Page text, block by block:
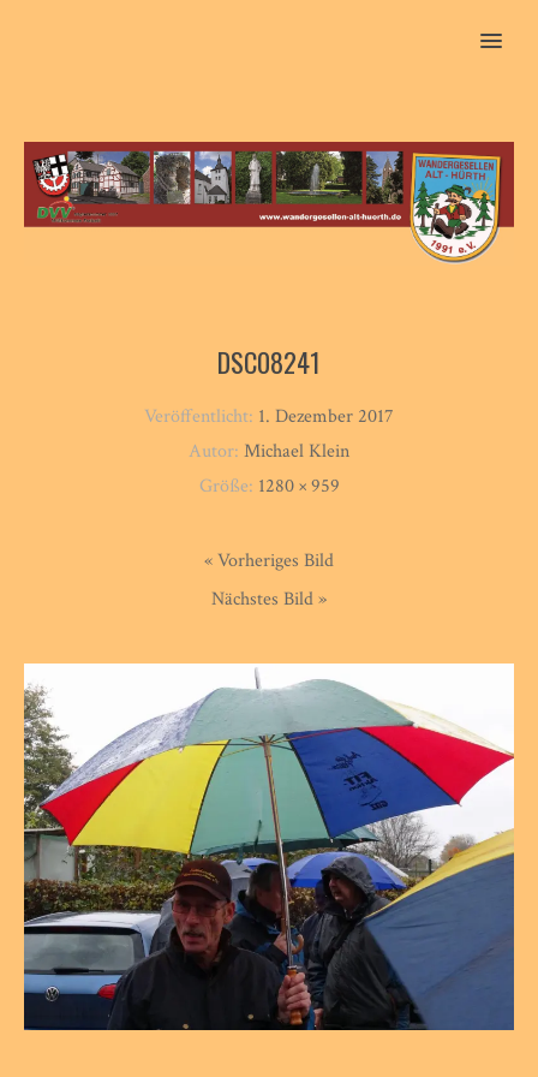
MENU
DSC08241
Veröffentlicht: 1. Dezember 2017
Autor: Michael Klein
Größe: 1280 × 959
« Vorheriges Bild
Nächstes Bild »